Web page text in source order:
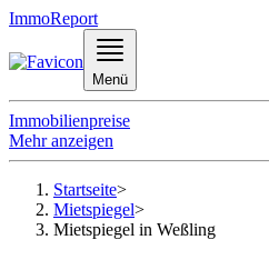
ImmoReport
Menü
Immobilienpreise
Mehr anzeigen
Startseite>
Mietspiegel>
Mietspiegel in Weßling